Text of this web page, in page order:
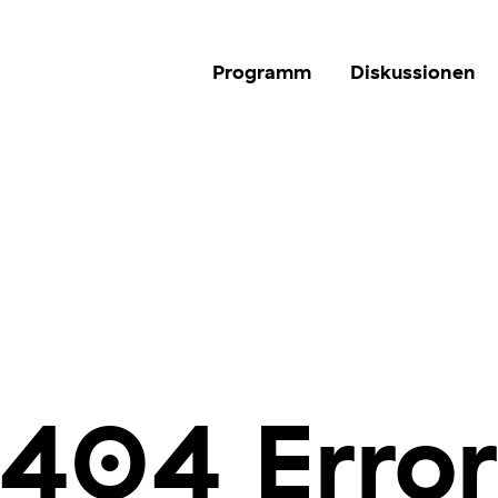
Programm Diskussionen
404 Error